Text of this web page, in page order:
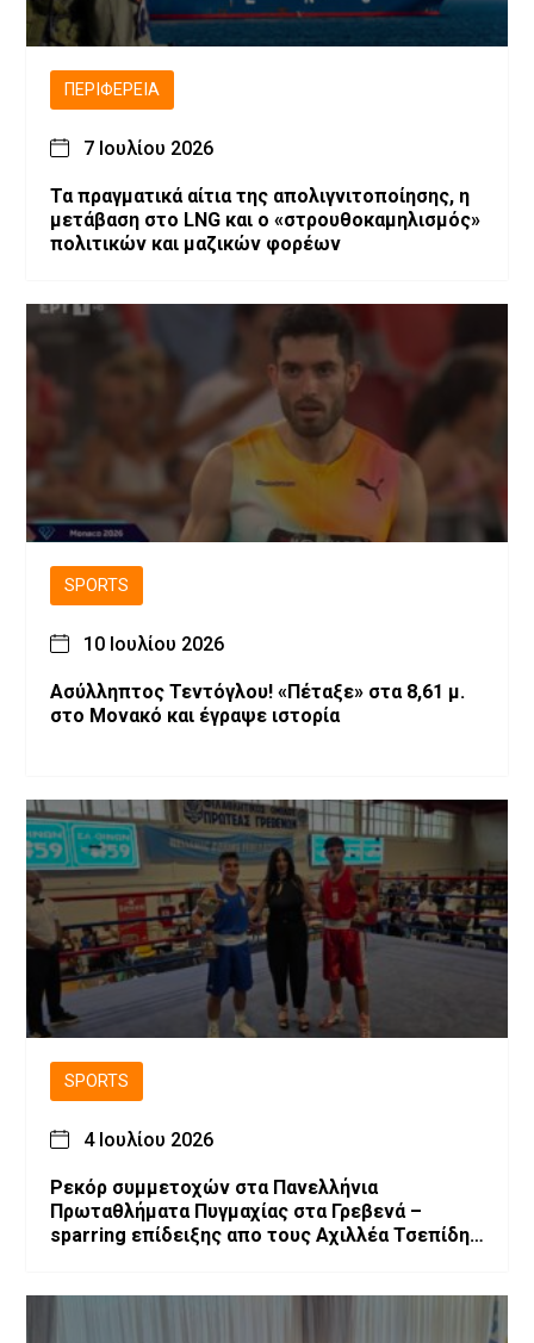
ΠΕΡΙΦΈΡΕΙΑ
7 Ιουλίου 2026
Τα πραγματικά αίτια της απολιγνιτοποίησης, η
μετάβαση στο LNG και ο «στρουθοκαμηλισμός»
πολιτικών και μαζικών φορέων
SPORTS
10 Ιουλίου 2026
Ασύλληπτος Τεντόγλου! «Πέταξε» στα 8,61 μ.
στο Μονακό και έγραψε ιστορία
SPORTS
4 Ιουλίου 2026
Ρεκόρ συμμετοχών στα Πανελλήνια
Πρωταθλήματα Πυγμαχίας στα Γρεβενά –
sparring επίδειξης απο τους Αχιλλέα Τσεπίδη